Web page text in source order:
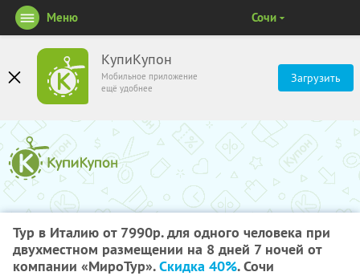
КупиКупон
Мобильное приложение
ещё удобнее
Загрузить
Меню Сочи
Тур в Италию от 7990р. для одного человека при
двухместном размещении на 8 дней 7 ночей от
компании «МироТур».Скидка 40%. Сочи